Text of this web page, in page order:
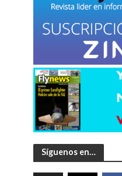
Síguenos en…